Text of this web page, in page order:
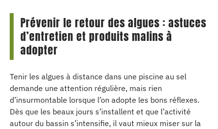
Prévenir le retour des algues : astuces
d’entretien et produits malins à
adopter
Tenir les algues à distance dans une piscine au sel
demande une attention régulière, mais rien
d’insurmontable lorsque l’on adopte les bons réflexes.
Dès que les beaux jours s’installent et que l’activité
autour du bassin s’intensifie, il vaut mieux miser sur la